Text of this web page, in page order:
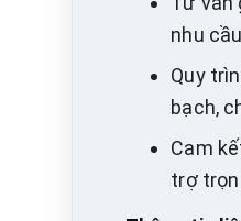
nhu
Quy
bạch,
Cam
trợ trọn